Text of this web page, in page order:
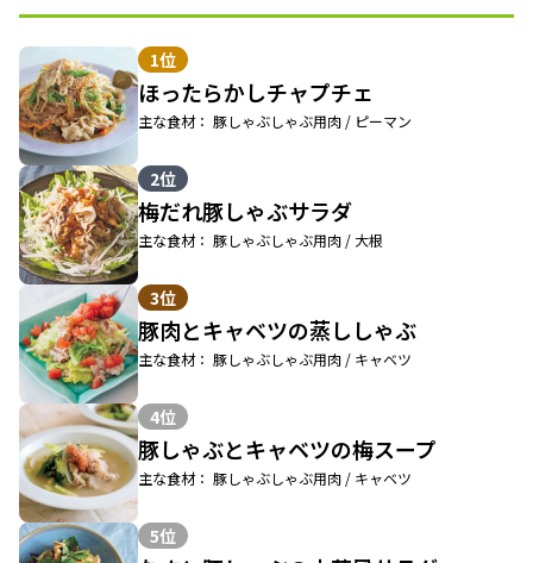
1位
ほったらかしチャプチェ
主な食材： 豚しゃぶしゃぶ用肉 / ピーマン
2位
梅だれ豚しゃぶサラダ
主な食材： 豚しゃぶしゃぶ用肉 / 大根
3位
豚肉とキャベツの蒸ししゃぶ
主な食材： 豚しゃぶしゃぶ用肉 / キャベツ
4位
豚しゃぶとキャベツの梅スープ
主な食材： 豚しゃぶしゃぶ用肉 / キャベツ
5位